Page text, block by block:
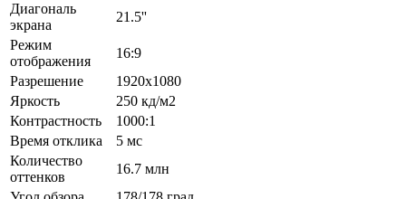
Диагональ
экрана
21.5''
Режим
отображения
16:9
Разрешение
1920x1080
Яркость
250 кд/м2
Контрастность
1000:1
Время отклика
5 мс
Количество
оттенков
16.7 млн